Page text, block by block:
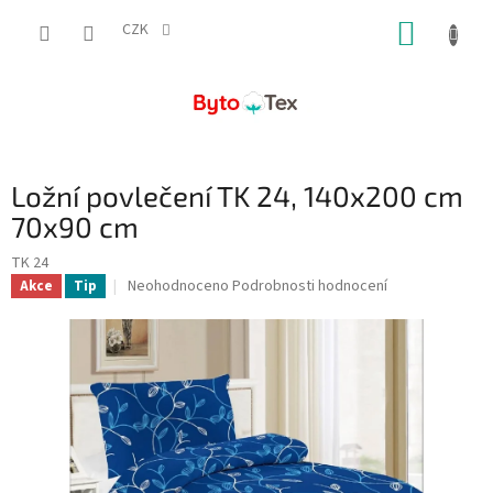
CZK
Ložní povlečení TK 24, 140x200 cm
70x90 cm
TK 24
Akce Tip
Průměrné
produktu
je
0,0
z
5
hvězdiček.
Neohodnoceno Podrobnosti hodnocení